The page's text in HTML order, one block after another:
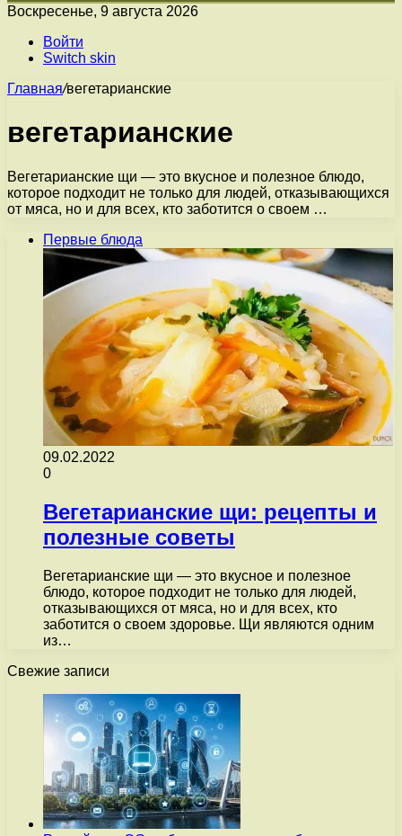
Воскресенье, 9 августа 2026
Войти
Switch skin
Главная/вегетарианские
вегетарианские
Вегетарианские щи — это вкусное и полезное блюдо,
которое подходит не только для людей, отказывающихся
от мяса, но и для всех, кто заботится о своем …
Первые блюда
09.02.2022
0
Вегетарианские щи: рецепты и
полезные советы
Вегетарианские щи — это вкусное и полезное
блюдо, которое подходит не только для людей,
отказывающихся от мяса, но и для всех, кто
заботится о своем здоровье. Щи являются одним
из…
Свежие записи